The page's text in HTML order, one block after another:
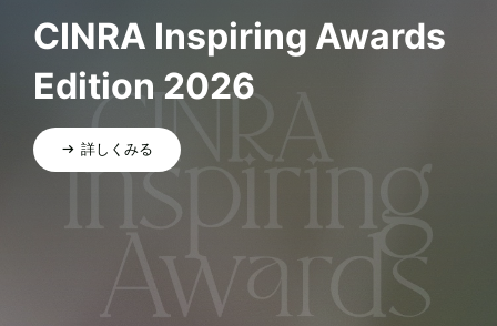
CINRA Inspiring Awards
Edition 2026
詳しくみる